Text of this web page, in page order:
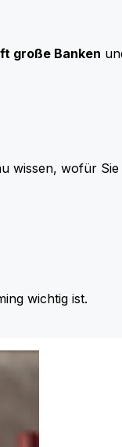
große Banken
wissen, wofür
wichtig ist.